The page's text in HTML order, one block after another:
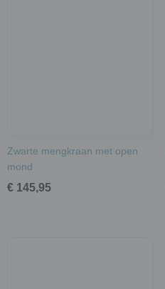
Zwarte mengkraan met open
mond
€ 145,95